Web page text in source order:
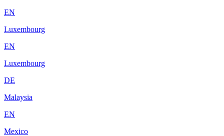
EN
Luxembourg
EN
Luxembourg
DE
Malaysia
EN
Mexico